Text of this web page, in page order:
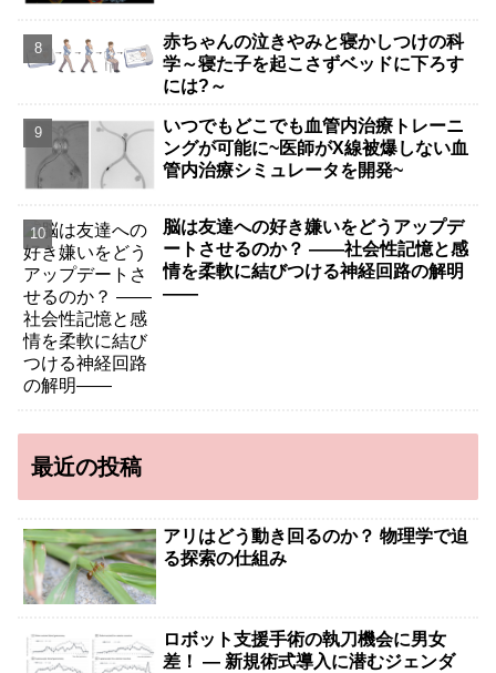
赤ちゃんの泣きやみと寝かしつけの科
学～寝た子を起こさずベッドに下ろす
には?～
いつでもどこでも血管内治療トレーニ
ングが可能に~医師がX線被爆しない血
管内治療シミュレータを開発~
脳は友達への好き嫌いをどうアップデ
ートさせるのか？ ――社会性記憶と感
情を柔軟に結びつける神経回路の解明
――
最近の投稿
アリはどう動き回るのか？ 物理学で迫
る探索の仕組み
ロボット支援手術の執刀機会に男女
差！ — 新規術式導入に潜むジェンダ